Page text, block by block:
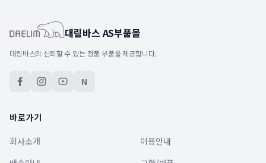
대림바스 AS부품몰
대림바스의 신뢰할 수 있는 정품 부품을 제공합니다.
N
바로가기
회사소개
이용안내